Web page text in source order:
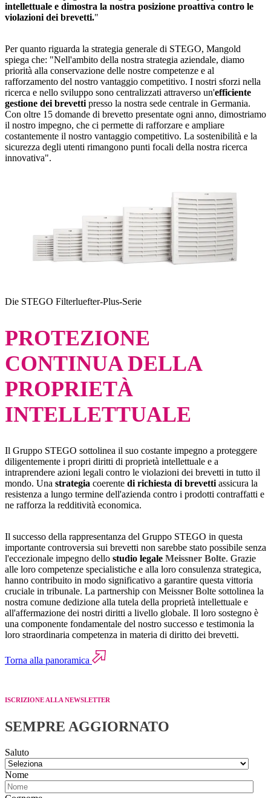
intellettuale e dimostra la nostra posizione proattiva contro le
violazioni dei brevetti."
Per quanto riguarda la strategia generale di STEGO, Mangold
spiega che: "Nell'ambito della nostra strategia aziendale, diamo
priorità alla conservazione delle nostre competenze e al
rafforzamento del nostro vantaggio competitivo. I nostri sforzi nella
ricerca e nello sviluppo sono centralizzati attraverso un'efficiente
gestione dei brevetti presso la nostra sede centrale in Germania.
Con oltre 15 domande di brevetto presentate ogni anno, dimostriamo
il nostro impegno, che ci permette di rafforzare e ampliare
costantemente il nostro vantaggio competitivo. La sostenibilità e la
sicurezza degli utenti rimangono punti focali della nostra ricerca
innovativa".
Die STEGO Filterluefter-Plus-Serie
PROTEZIONE
CONTINUA DELLA
PROPRIETÀ
INTELLETTUALE
Il Gruppo STEGO sottolinea il suo costante impegno a proteggere
diligentemente i propri diritti di proprietà intellettuale e a
intraprendere azioni legali contro le violazioni dei brevetti in tutto il
mondo. Una strategia coerente di richiesta di brevetti assicura la
resistenza a lungo termine dell'azienda contro i prodotti contraffatti e
ne rafforza la redditività economica.
Il successo della rappresentanza del Gruppo STEGO in questa
importante controversia sui brevetti non sarebbe stato possibile senza
l'eccezionale impegno dello studio legale Meissner Bolte. Grazie
alle loro competenze specialistiche e alla loro consulenza strategica,
hanno contribuito in modo significativo a garantire questa vittoria
cruciale in tribunale. La partnership con Meissner Bolte sottolinea la
nostra comune dedizione alla tutela della proprietà intellettuale e
all'affermazione dei nostri diritti a livello globale. Il loro sostegno è
una componente fondamentale del nostro successo e testimonia la
loro straordinaria competenza in materia di diritto dei brevetti.
Torna alla panoramica
ISCRIZIONE ALLA NEWSLETTER
SEMPRE AGGIORNATO
Saluto
Nome